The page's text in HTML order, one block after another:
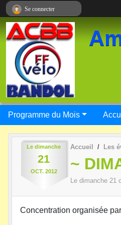
Programme du Mois
Le dimanche
21
OCT. 2012
Accueil Les
~
Le dimanche 21
Concentration organisée
Se connecter
Panneau de gestion des cookies